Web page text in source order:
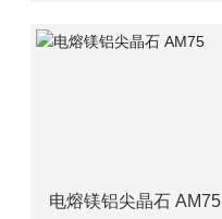
电熔镁铝尖晶石 AM75